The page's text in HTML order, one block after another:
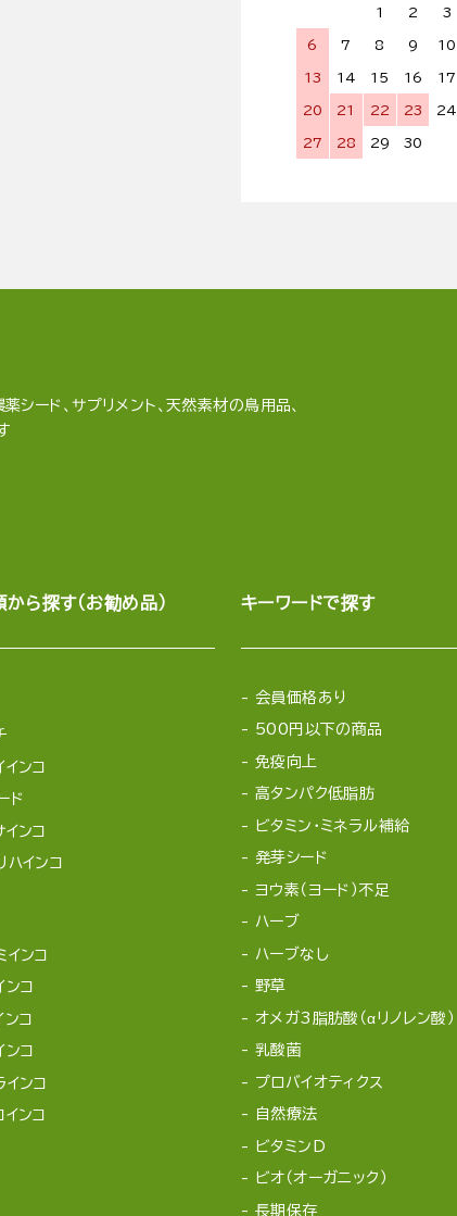
1 2 3
6 7 8 9 10
13 14 15 16 17
20 21 22 23 24
27 28 29 30
シード、サプリメント、天然素材の鳥用品、
ら探す（お勧め品）
インコ
ド
インコ
ハインコ
インコ
ンコ
ンコ
ンコ
インコ
インコ
キーワードで探す
会員価格あり
500円以下の商品
免疫向上
高タンパク低脂肪
ビタミン・ミネラル補給
発芽シード
ヨウ素（ヨード）不足
ハーブ
ハーブなし
野草
オメガ3脂肪酸（αリノレン酸）
乳酸菌
プロバイオティクス
自然療法
ビタミンD
ビオ（オーガニック）
長期保存